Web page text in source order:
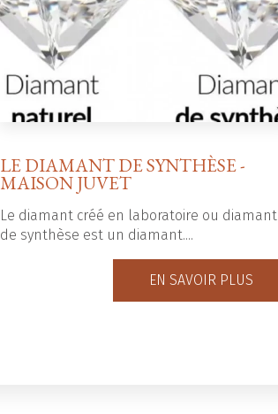
LE DIAMANT DE SYNTHÈSE -
MAISON JUVET
Le diamant créé en laboratoire ou diamant
de synthèse est un diamant....
EN SAVOIR PLUS